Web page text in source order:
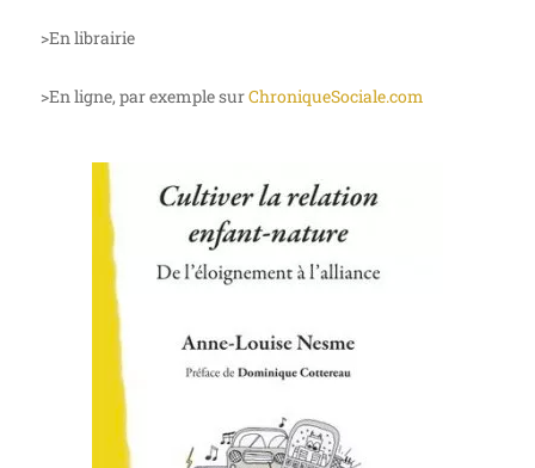
>En librairie
>En ligne, par exemple surChroniqueSociale.com